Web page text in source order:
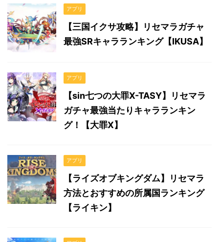
アプリ
【三国イクサ攻略】リセマラガチャ
最強SRキャラランキング【IKUSA】
アプリ
【sin七つの大罪X-TASY】リセマラ
ガチャ最強当たりキャラランキン
グ！【大罪X】
アプリ
【ライズオブキングダム】リセマラ
方法とおすすめの所属国ランキング
【ライキン】